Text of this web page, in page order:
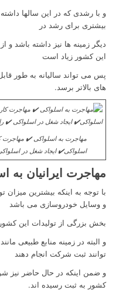
و با رشدی که در این سالها
بیشتری برای رشد در
دیگر زمینه ها نیز داشته باشد و
این کشور زیاد است
پس می تواند سالیانه به طور
های بالاتر برسد.
مهاجرت به اسلواکی ✔️ مهاجرت
اسلواکی✔️ ایجاد شغل در
مهاجرت ایرانیان به
با توجه به اینکه بیشترین میزان
و وسایل خودروسازی می باشد
بخش بزرگی از تولیدات این
و البته در زمینه منابع طبیعی
توانند ثبت شرکت انجام دهند
و ضمن اینکه در حال حاضر نیز
کشور به ثبت رسیده اند.